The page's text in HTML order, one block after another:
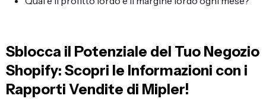
Sblocca il Potenziale del Tuo Negozio
Shopify: Scopri le Informazioni con i
Rapporti Vendite di Mipler!